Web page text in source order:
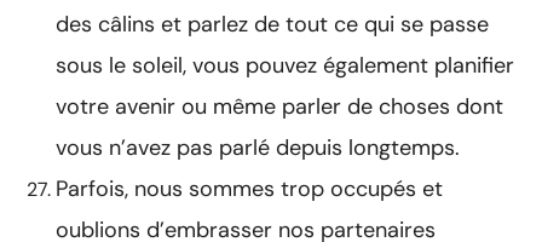
des câlins et parlez de tout ce qui se passe
sous le soleil, vous pouvez également planifier
votre avenir ou même parler de choses dont
vous n’avez pas parlé depuis longtemps.
Parfois, nous sommes trop occupés et
oublions d’embrasser nos partenaires